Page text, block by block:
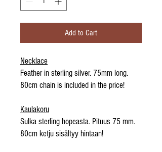
Add to Cart
Necklace
Feather in sterling silver. 75mm long.
80cm chain is included in the price!
Kaulakoru
Sulka sterling hopeasta. Pituus 75 mm.
80cm ketju sisältyy hintaan!